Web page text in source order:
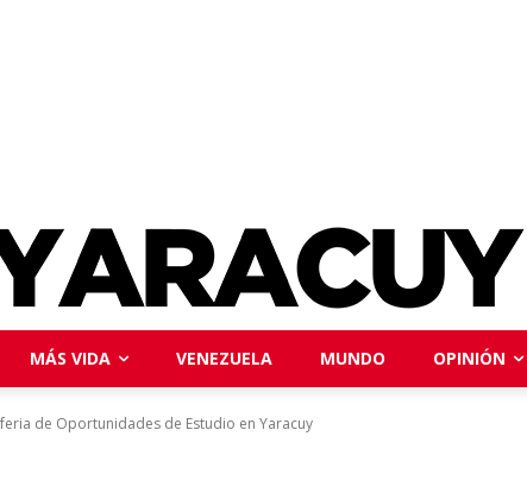
MÁS VIDA VENEZUELA MUNDO OPINIÓN
de Oportunidades de Estudio en Yaracuy